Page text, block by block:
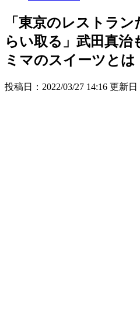
「東京のレストラ
らい取る」武田真治
ミマのスイーツとは
投稿日：2022/03/27 14:16 更新日